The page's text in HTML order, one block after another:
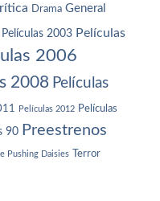
Drama General
Películas 2003 Películas
2006
2008 Películas
Películas 2012 Películas
90 Preestrenos
Pushing Daisies Terror